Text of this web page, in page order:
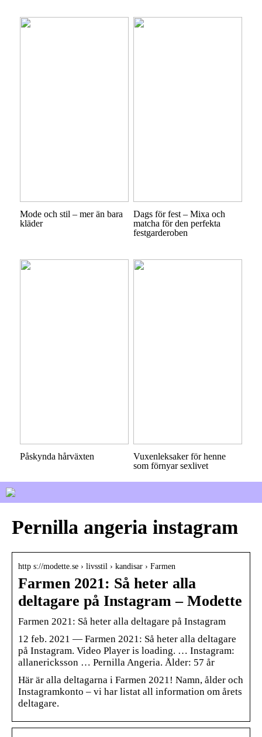
Mode och stil – mer än bara
kläder
Dags för fest – Mixa och
matcha för den perfekta
festgarderoben
Påskynda hårväxten
Vuxenleksaker för henne
som förnyar sexlivet
Pernilla angeria instagram
http s://modette.se › livsstil › kandisar › Farmen
Farmen 2021: Så heter alla
deltagare på Instagram – Modette
Farmen 2021: Så heter alla deltagare på Instagram
12 feb. 2021 — Farmen 2021: Så heter alla deltagare
på Instagram. Video Player is loading. … Instagram:
allanericksson … Pernilla Angeria. Ålder: 57 år
Här är alla deltagarna i Farmen 2021! Namn, ålder och
Instagramkonto – vi har listat all information om årets
deltagare.